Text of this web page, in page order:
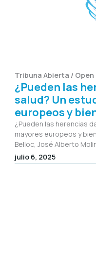
Tribuna Abierta /
¿Pueden las
salud? Un
europeos y
¿Pueden las herencias
mayores europeos y
Belloc, José Alberto
julio 6, 2025